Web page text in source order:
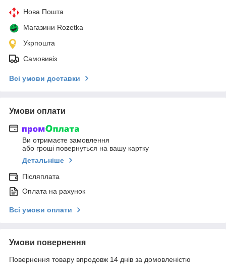
Нова Пошта
Магазини Rozetka
Укрпошта
Самовивіз
Всі умови доставки
Умови оплати
Ви отримаєте замовлення
або гроші повернуться на вашу картку
Детальніше
Післяплата
Оплата на рахунок
Всі умови оплати
Умови повернення
Повернення товару впродовж 14 днів за домовленістю